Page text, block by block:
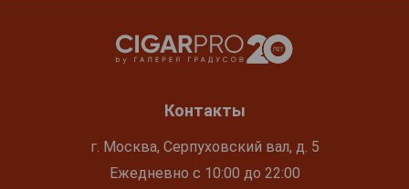
Контакты
г. Москва, Серпуховский вал, д. 5
Ежедневно с 10:00 до 22:00